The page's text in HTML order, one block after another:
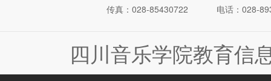
传真：028-85430722
电话：028-
四川音乐学院教育